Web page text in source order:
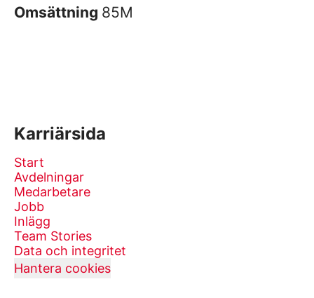
Omsättning 85M
Karriärsida
Start
Avdelningar
Medarbetare
Jobb
Inlägg
Team Stories
Data och integritet
Hantera cookies